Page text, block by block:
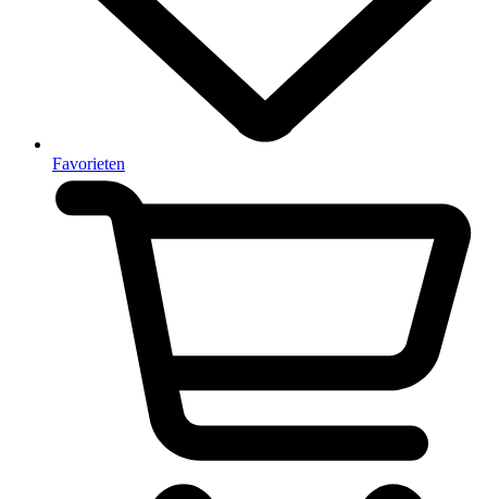
Favorieten